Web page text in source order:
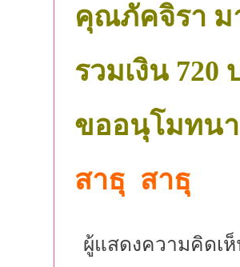
คุณภัคจิรา ม
รวมเงิน 720
ขออนุโมทน
สาธุ สาธุ
ผู้แสดงความคิดเ